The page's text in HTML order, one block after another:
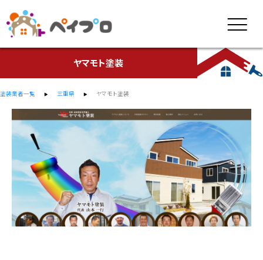
ヤマモト塗装
塗装業者一覧 三重県 ヤマモト塗装